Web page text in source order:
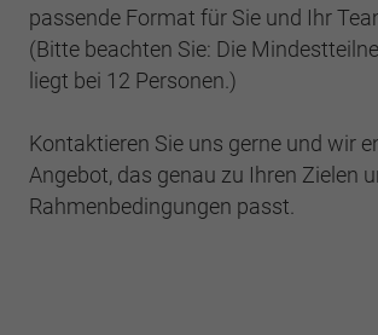
passende Format für Sie und Ihr
(Bitte beachten Sie: Die
liegt bei 12 Personen.)​
Kontaktieren Sie uns gerne und wir
Angebot, das genau zu Ihren Zielen
Rahmenbedingungen passt.